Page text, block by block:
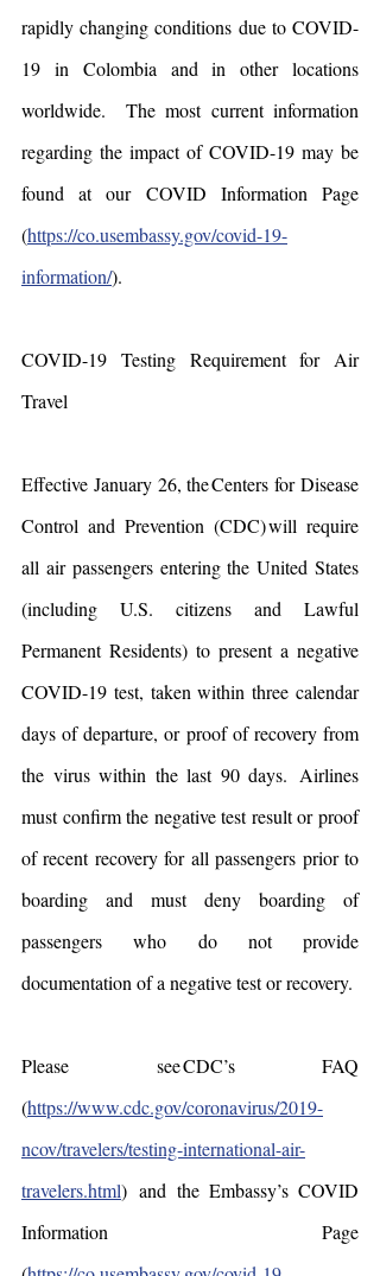
rapidly changing conditions due to COVID-
19 in Colombia and in other locations
worldwide.  The most current information
regarding the impact of COVID-19 may be
found at our COVID Information Page
(https://co.usembassy.gov/covid-19-
information/).
COVID-19 Testing Requirement for Air
Travel
Effective January 26, the Centers for Disease
Control and Prevention (CDC) will require
all air passengers entering the United States
(including U.S. citizens and Lawful
Permanent Residents) to present a negative
COVID-19 test, taken within three calendar
days of departure, or proof of recovery from
the virus within the last 90 days.  Airlines
must confirm the negative test result or proof
of recent recovery for all passengers prior to
boarding and must deny boarding of
passengers who do not provide
documentation of a negative test or recovery.
Please see CDC’s FAQ
(https://www.cdc.gov/coronavirus/2019-
ncov/travelers/testing-international-air-
travelers.html)  and the Embassy’s COVID
Information Page